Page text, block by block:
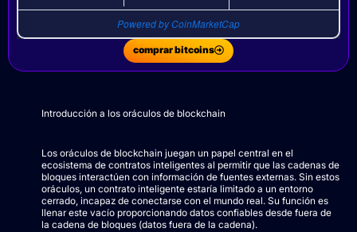
Powered by CoinMarketCap
comprar bitcoins
Introducción a los oráculos de blockchain
Los oráculos de blockchain juegan un papel central en el
ecosistema de contratos inteligentes al permitir que las cadenas de
bloques interactúen con información de fuentes externas. Sin estos
oráculos, un contrato inteligente estaría limitado a un entorno
cerrado, incapaz de conectarse con el mundo real. Su función es
llenar este vacío proporcionando datos confiables desde fuera de
la cadena de bloques (datos fuera de la cadena).